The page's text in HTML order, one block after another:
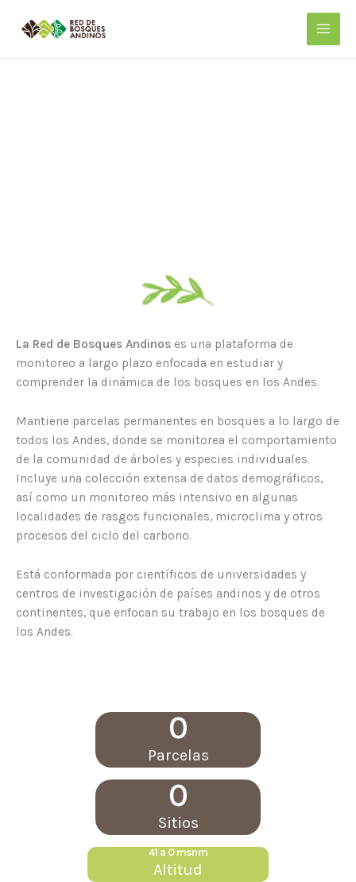
La Red de Bosques Andinos es una plataforma de
monitoreo a largo plazo enfocada en estudiar y
comprender la dinámica de los bosques en los Andes.
Mantiene parcelas permanentes en bosques a lo largo de
todos los Andes, donde se monitorea el comportamiento
de la comunidad de árboles y especies individuales.
Incluye una colección extensa de datos demográficos,
así como un monitoreo más intensivo en algunas
localidades de rasgos funcionales, microclima y otros
procesos del ciclo del carbono.
Está conformada por científicos de universidades y
centros de investigación de países andinos y de otros
continentes, que enfocan su trabajo en los bosques de
los Andes.
Parcelas
0
Sitios
0
Altitud
41 a 0 msnm